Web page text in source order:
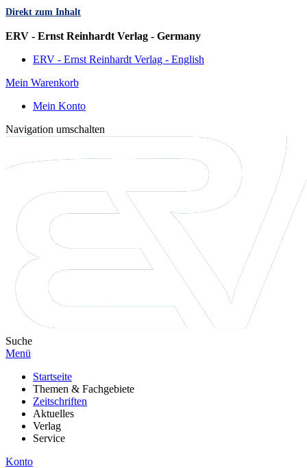
Direkt zum Inhalt
ERV - Ernst Reinhardt Verlag - Germany
ERV - Ernst Reinhardt Verlag - English
Mein Warenkorb
Mein Konto
Navigation umschalten
Suche
Menü
Startseite
Themen & Fachgebiete
Zeitschriften
Aktuelles
Verlag
Service
Konto